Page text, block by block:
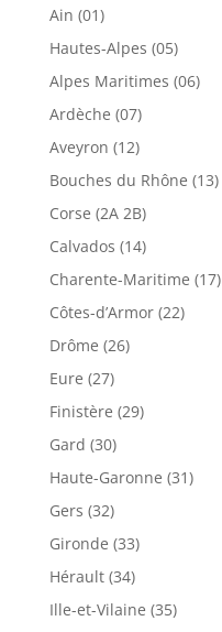
Ain (01)
Hautes-Alpes (05)
Alpes Maritimes (06)
Ardèche (07)
Aveyron (12)
Bouches du Rhône (13)
Corse (2A 2B)
Calvados (14)
Charente-Maritime (17)
Côtes-d’Armor (22)
Drôme (26)
Eure (27)
Finistère (29)
Gard (30)
Haute-Garonne (31)
Gers (32)
Gironde (33)
Hérault (34)
Ille-et-Vilaine (35)